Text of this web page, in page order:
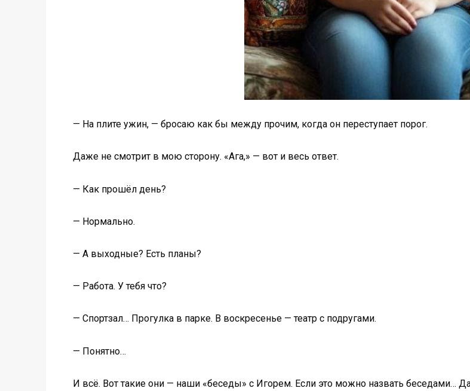
— На плите ужин, — бросаю как бы между прочим, когда он переступает порог.
Даже не смотрит в мою сторону. «Ага,» — вот и весь ответ.
— Как прошёл день?
— Нормально.
— А выходные? Есть планы?
— Работа. У тебя что?
— Спортзал… Прогулка в парке. В воскресенье — театр с подругами.
— Понятно…
И всё. Вот такие они — наши «беседы» с Игорем. Если это можно назвать беседами…